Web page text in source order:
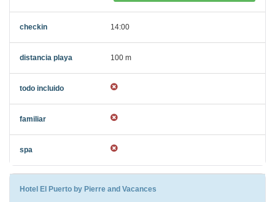
14:00
100 m
Hotel El Puerto by Pierre and Vacances